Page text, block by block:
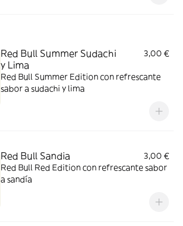
Red Bull Summer Sudachi
y Lima
3,00 €
Red Bull Summer Edition con refrescante
sabor a sudachi y lima
Red Bull Sandia
3,00 €
Red Bull Red Edition con refrescante sabor
a sandía